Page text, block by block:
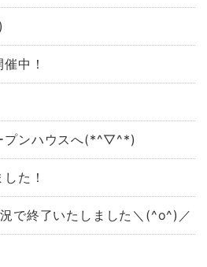
中！
プンハウスへ(*^▽^*)
た！
で終了いたしました＼(^o^)／